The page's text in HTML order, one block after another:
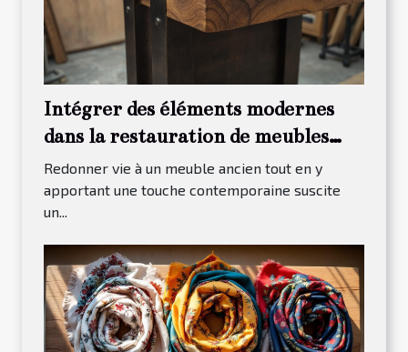
Intégrer des éléments modernes
dans la restauration de meubles
traditionnels
Redonner vie à un meuble ancien tout en y
apportant une touche contemporaine suscite
un...